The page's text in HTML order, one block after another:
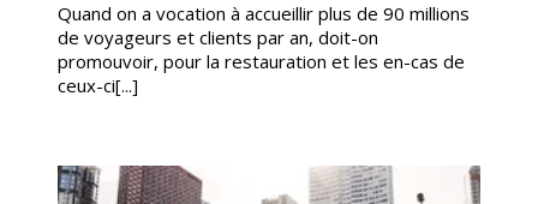
Quand on a vocation à accueillir plus de 90 millions
de voyageurs et clients par an, doit-on
promouvoir, pour la restauration et les en-cas de
ceux-ci[...]